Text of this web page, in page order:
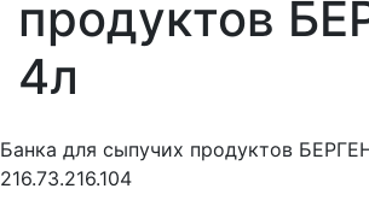
продуктов
4л
Банка для сыпучих продуктов
216.73.216.104